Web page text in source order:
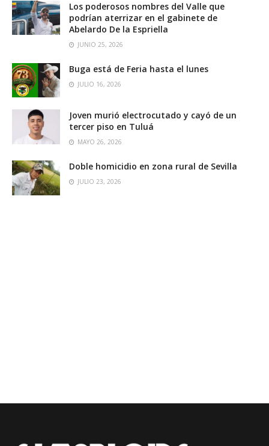
Los poderosos nombres del Valle que
podrían aterrizar en el gabinete de
Abelardo De la Espriella
JUNIO 25, 2026
Buga está de Feria hasta el lunes
JULIO 16, 2026
Joven murió electrocutado y cayó de un
tercer piso en Tuluá
MAYO 26, 2026
Doble homicidio en zona rural de Sevilla
JULIO 23, 2026